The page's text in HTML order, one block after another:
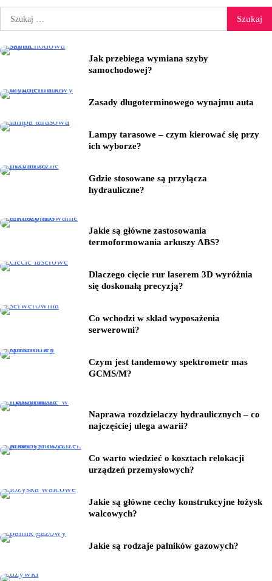
Jak przebiega wymiana szyby
samochodowej?
Zasady długoterminowego wynajmu auta
Lampy tarasowe – czym kierować się przy
ich wyborze?
Gdzie stosowane są przyłącza
hydrauliczne?
Jakie są główne zastosowania
termoformowania arkuszy ABS?
Dlaczego cięcie rur laserem 3D wyróżnia
się doskonałą precyzją?
Co wchodzi w skład wyposażenia
serwerowni?
Czym jest tandemowy spektrometr mas
GCMS/M?
Naprawa rozdzielaczy hydraulicznych – co
najczęściej ulega awarii?
Co warto wiedzieć o kosztach relokacji
urządzeń przemysłowych?
Jakie są główne cechy konstrukcyjne łożysk
walcowych?
Jakie są rodzaje palników gazowych?